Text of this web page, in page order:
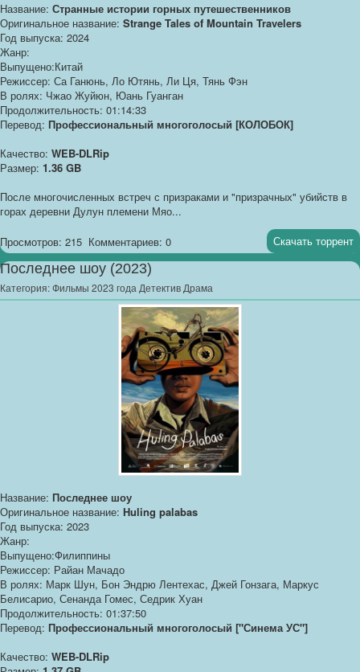
Название: Странные истории горных путешественников
Оригинальное название: Strange Tales of Mountain Travelers
Год выпуска: 2024
Жанр:
Выпущено:Китай
Режиссер: Са Ганюнь, Ло Ютянь, Ли Ця, Тянь Фэн
В ролях: Чжао Жуйюн, Юань Гуанган
Продолжительность: 01:14:33
Перевод: Профессиональный многоголосый [КОЛОБОК]
Качество: WEB-DLRip
Размер: 1.36 GB
После многочисленных встреч с призраками и "призрачных" убийств в
горах деревни Дулун племени Мяо...
Просмотров: 215 Комментариев: 0 Скачать торрент
Последнее шоу (2023)
Категория:Фильмы 2023 года Детектив Драма
Название: Последнее шоу
Оригинальное название: Huling palabas
Год выпуска: 2023
Жанр:
Выпущено:Филиппины
Режиссер: Райан Мачадо
В ролях: Марк Шун, Бон Эндрю Лентехас, Джей Гонзага, Маркус
Белисарио, Сенанда Гомес, Седрик Хуан
Продолжительность: 01:37:50
Перевод: Профессиональный многоголосый ["Синема УС"]
Качество: WEB-DLRip